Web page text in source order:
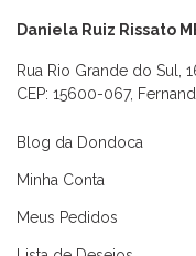
Daniela Ruiz Rissato
Rua Rio Grande do Sul,
CEP: 15600-067,
Blog da Dondoca
Minha Conta
Meus Pedidos